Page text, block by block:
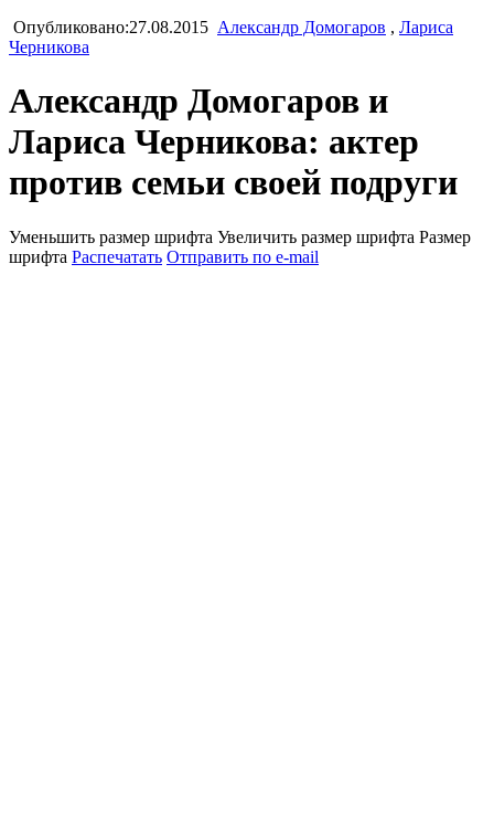
Опубликовано:27.08.2015 Александр Домогаров , Лариса
Черникова
Александр Домогаров и
Лариса Черникова: актер
против семьи своей подруги
Уменьшить размер шрифта Увеличить размер шрифта Размер
шрифта Распечатать Отправить по e-mail